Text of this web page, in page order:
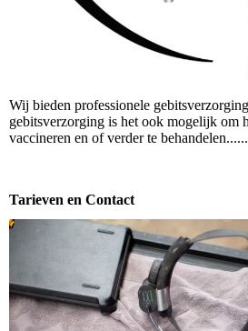
Wij bieden professionele
gebitsverzorging is het ook mogelijk om
vaccineren en of verder te
Tarieven en Contact